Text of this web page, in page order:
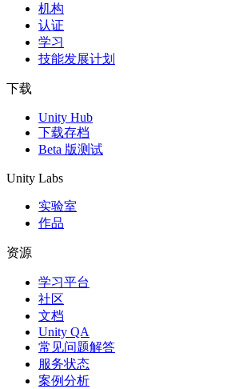
XR 游戏
跨平台发布 XR 游戏
多人游戏
简化多人游戏开发
机构
认证
学习
技能发展计划
下载
Unity Hub
下载存档
Beta 版测试
Unity Labs
实验室
作品
资源
学习平台
社区
文档
Unity QA
常见问题解答
服务状态
案例分析